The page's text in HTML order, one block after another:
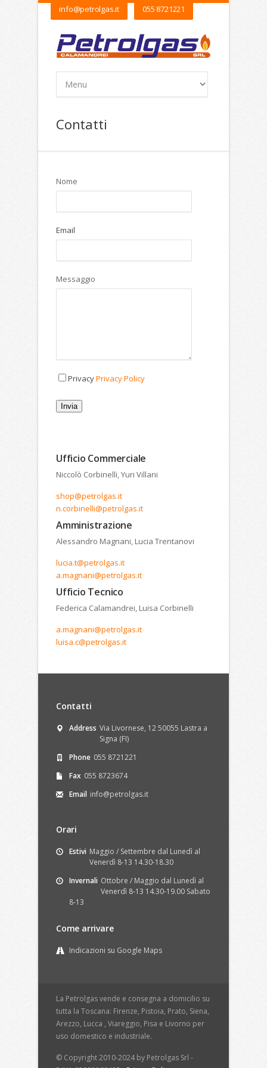
info@petrolgas.it 055 8721221
Contatti
Nome
Email
Messaggio
PrivacyPrivacy Policy
Invia
Ufficio Commerciale
Niccolò Corbinelli, Yuri Villani
shop@petrolgas.it
n.corbinelli@petrolgas.it
Amministrazione
Alessandro Magnani, Lucia Trentanovi
lucia.t@petrolgas.it
a.magnani@petrolgas.it
Ufficio Tecnico
Federica Calamandrei, Luisa Corbinelli
a.magnani@petrolgas.it
luisa.c@petrolgas.it
Contatti
Address Via Livornese, 12 50055 Lastra a
Signa (FI)
Phone 055 8721221
Fax 055 8723674
Email info@petrolgas.it
Orari
Estivi Maggio / Settembre dal Lunedì al
Venerdì 8-13 14.30-18.30
Invernali Ottobre / Maggio dal Lunedì al
Venerdì 8-13 14.30-19.00 Sabato
8-13
Come arrivare
Indicazioni su Google Maps
La Petrolgas vende e consegna a domicilio su
tutta la Toscana: Firenze, Pistoia, Prato, Siena,
Arezzo, Lucca , Viareggio, Pisa e Livorno per
uso domestico e industriale.
© Copyright 2010-2024 by Petrolgas Srl -